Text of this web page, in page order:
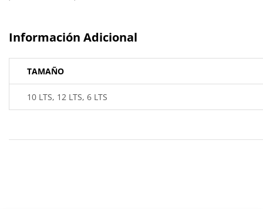
Información Adicional
TAMAÑO
10 LTS, 12 LTS, 6 LTS